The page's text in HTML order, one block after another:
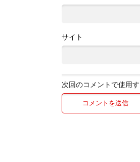
サイト
次回のコメントで使用